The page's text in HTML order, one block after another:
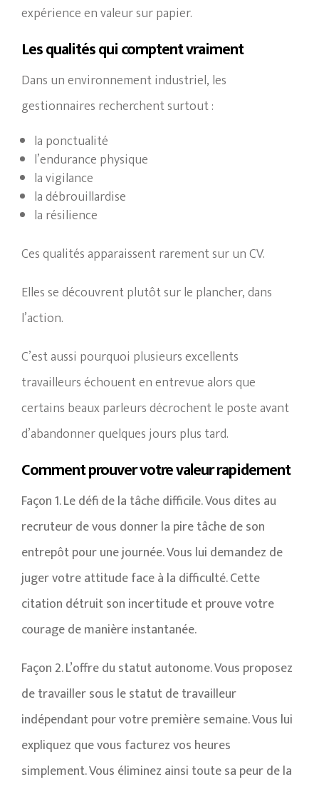
expérience en valeur sur papier.
Les qualités qui comptent vraiment
Dans un environnement industriel, les
gestionnaires recherchent surtout :
la ponctualité
l’endurance physique
la vigilance
la débrouillardise
la résilience
Ces qualités apparaissent rarement sur un CV.
Elles se découvrent plutôt sur le plancher, dans
l’action.
C’est aussi pourquoi plusieurs excellents
travailleurs échouent en entrevue alors que
certains beaux parleurs décrochent le poste avant
d’abandonner quelques jours plus tard.
Comment prouver votre valeur rapidement
Façon 1. Le défi de la tâche difficile. Vous dites au
recruteur de vous donner la pire tâche de son
entrepôt pour une journée. Vous lui demandez de
juger votre attitude face à la difficulté. Cette
citation détruit son incertitude et prouve votre
courage de manière instantanée.
Façon 2. L’offre du statut autonome. Vous proposez
de travailler sous le statut de travailleur
indépendant pour votre première semaine. Vous lui
expliquez que vous facturez vos heures
simplement. Vous éliminez ainsi toute sa peur de la